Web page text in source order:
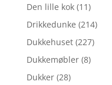
Den lille kok (11)
Drikkedunke (214)
Dukkehuset (227)
Dukkemøbler (8)
Dukker (28)